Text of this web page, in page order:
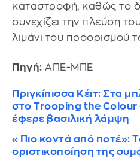
καταστροφή, καθώς το
συνεχίζει την πλεύση
λιμάνι του προορισμού
Πηγή: ΑΠΕ-ΜΠΕ
Πριγκίπισσα Κέιτ: Στα
στο Trooping the Colour
έφερε βασιλική λάμψη
«Πιο κοντά από ποτέ»:
οριστικοποίηση της